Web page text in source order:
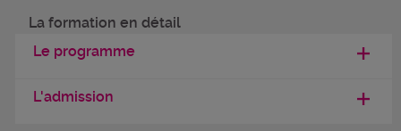
La formation en détail
Le programme
L'admission